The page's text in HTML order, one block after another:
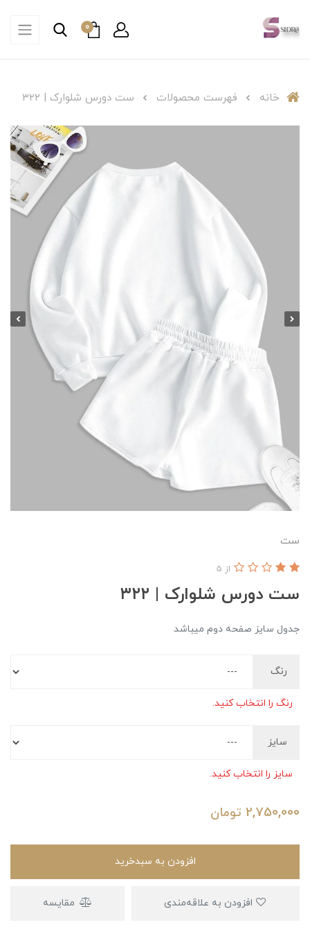
0
خانه فهرست محصولات ست دورس شلوارک | ۳۲۲
ست
ست دورس شلوارک | ۳۲۲
از 5
جدول سایز صفحه دوم میباشد
رنگ
رنگ را انتخاب کنید.
سایز
سایز را انتخاب کنید.
2,750,000 تومان
افزودن به سبدخرید
مقایسه